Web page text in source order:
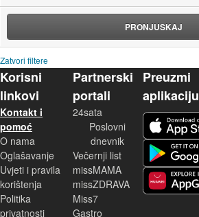
PRONJUŠKAJ
Zatvori filtere
Korisni
linkovi
Kontakt i
pomoć
O nama
Oglašavanje
Uvjeti i pravila
korištenja
Politika
privatnosti
Partnerski
portali
24sata
Poslovni
dnevnik
Večernji list
missMAMA
missZDRAVA
Miss7
Gastro
Preuzmi
aplikaciju